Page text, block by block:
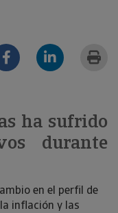
ha sufrido
durante
en el perfil de
inflación y las